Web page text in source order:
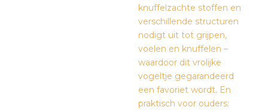
knuffelzachte stoffen en
verschillende structuren
nodigt uit tot grijpen,
voelen en knuffelen –
waardoor dit vrolijke
vogeltje gegarandeerd
een favoriet wordt. En
praktisch voor ouders: